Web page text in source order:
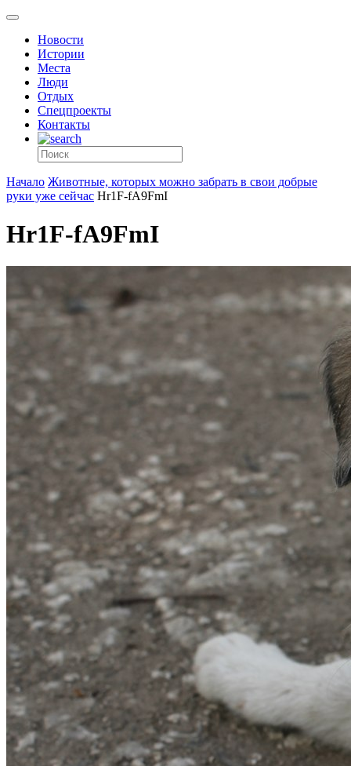
Новости
Истории
Места
Люди
Отдых
Спецпроекты
Контакты
Начало Животные, которых можно забрать в свои добрые
руки уже сейчас Hr1F-fA9FmI
Hr1F-fA9FmI